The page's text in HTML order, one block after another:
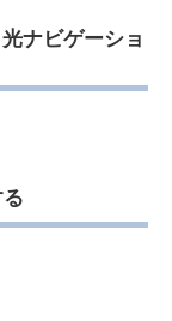
ナビゲーショ